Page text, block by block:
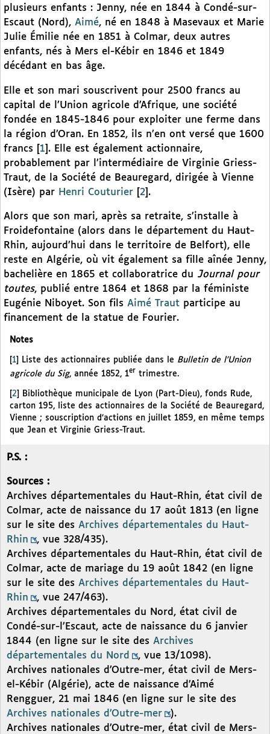
plusieurs enfants : Jenny, née en 1844 à Condé-sur-
Escaut (Nord), Aimé, né en 1848 à Masevaux et Marie
Julie Émilie née en 1851 à Colmar, deux autres
enfants, nés à Mers el-Kébir en 1846 et 1849
décédant en bas âge.
Elle et son mari souscrivent pour 2500 francs au
capital de l’Union agricole d’Afrique, une société
fondée en 1845-1846 pour exploiter une ferme dans
la région d’Oran. En 1852, ils n’en ont versé que 1600
francs
1 . Elle est également actionnaire,
probablement par l’intermédiaire de Virginie Griess-
Traut, de la Société de Beauregard, dirigée à Vienne
(Isère) par Henri Couturier 2 .
Alors que son mari, après sa retraite, s’installe à
Froidefontaine (alors dans le département du Haut-
Rhin, aujourd’hui dans le territoire de Belfort), elle
reste en Algérie, où vit également sa fille aînée Jenny,
bachelière en 1865 et collaboratrice du Journal pour
toutes, publié entre 1864 et 1868 par la féministe
Eugénie Niboyet. Son fils Aimé Traut participe au
financement de la statue de Fourier.
Notes
[1] Liste des actionnaires publiée dans le Bulletin de l’Union
agricole du Sig, année 1852, 1er trimestre.
2
Bibliothèque municipale de Lyon (Part-Dieu), fonds Rude,
carton 195, liste des actionnaires de la Société de Beauregard,
Vienne ; souscription d’actions en juillet 1859, en même temps
que Jean et Virginie Griess-Traut.
P.S. :
Sources :
Archives départementales du Haut-Rhin, état civil de
Colmar, acte de naissance du 17 août 1813 (en ligne
sur le site des Archives départementales du Haut-
Rhin
, vue 328/435).
Archives départementales du Haut-Rhin, état civil de
Colmar, acte de mariage du 19 août 1842 (en ligne
sur le site des Archives départementales du Haut-
Rhin
, vue 247/463).
Archives départementales du Nord, état civil de
Condé-sur-l’Escaut, acte de naissance du 6 janvier
1844 (en ligne sur le site des Archives
départementales du Nord
, vue 13/1098).
Archives nationales d’Outre-mer, état civil de Mers-
el-Kébir (Algérie), acte de naissance d’Aimé
Rengguer, 21 mai 1846 (en ligne sur le site des
Archives nationales d’Outre-mer
).
Archives nationales d’Outre-mer, état civil de Mers-